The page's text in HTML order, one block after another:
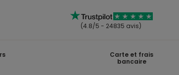
(4.8/5 - 24835 avis)
Carte et frais
bancaire